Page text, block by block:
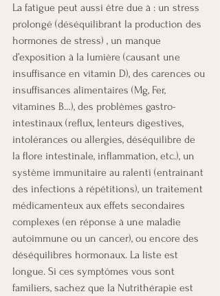
La fatigue peut aussi être due à : un stress
prolongé (déséquilibrant la production des
hormones de stress) , un manque
d’exposition à la lumière (causant une
insuffisance en vitamin D), des carences ou
insuffisances alimentaires (Mg, Fer,
vitamines B…), des problèmes gastro-
intestinaux (reflux, lenteurs digestives,
intolérances ou allergies, déséquilibre de
la flore intestinale, inflammation, etc.), un
système immunitaire au ralenti (entrainant
des infections à répétitions), un traitement
médicamenteux aux effets secondaires
complexes (en réponse à une maladie
autoimmune ou un cancer), ou encore des
déséquilibres hormonaux. La liste est
longue. Si ces symptômes vous sont
familiers, sachez que la Nutrithérapie est